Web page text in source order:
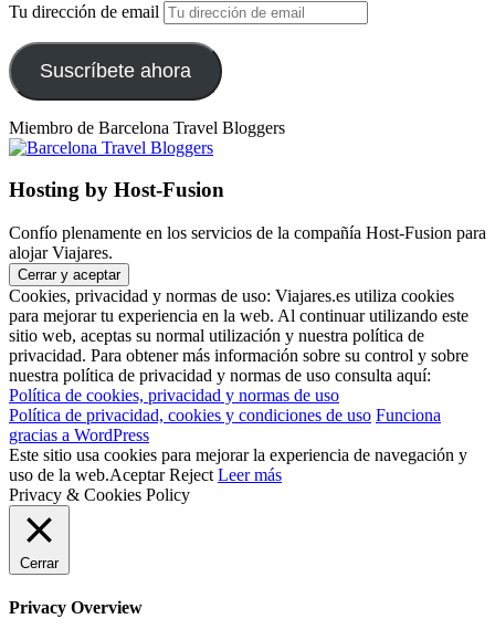
Tu dirección de email
Suscríbete ahora
Miembro de Barcelona Travel Bloggers
Hosting by Host-Fusion
Confío plenamente en los servicios de la compañía Host-Fusion para
alojar Viajares.
Cookies, privacidad y normas de uso: Viajares.es utiliza cookies
para mejorar tu experiencia en la web. Al continuar utilizando este
sitio web, aceptas su normal utilización y nuestra política de
privacidad. Para obtener más información sobre su control y sobre
nuestra política de privacidad y normas de uso consulta aquí:
Política de cookies, privacidad y normas de uso
Política de privacidad, cookies y condiciones de uso Funciona
gracias a WordPress
Este sitio usa cookies para mejorar la experiencia de navegación y
uso de la web.Aceptar Reject Leer más
Privacy & Cookies Policy
Cerrar
Privacy Overview